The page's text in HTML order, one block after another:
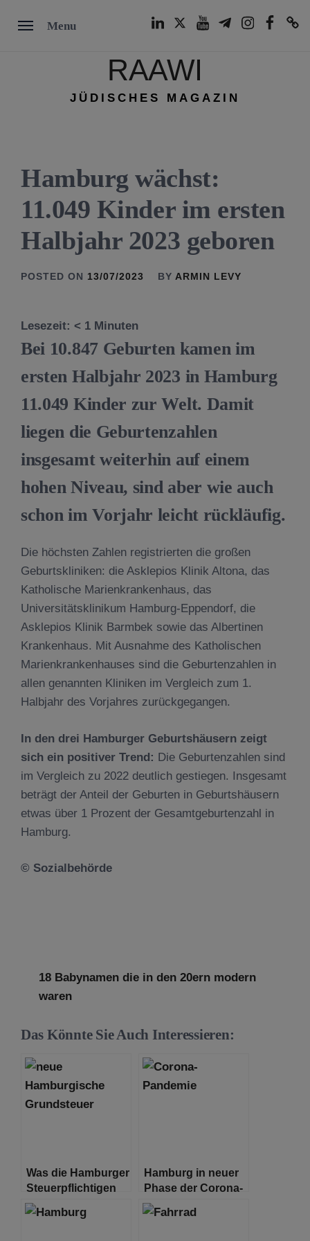
Menu
RAAWI
JÜDISCHES MAGAZIN
Hamburg wächst:
11.049 Kinder im ersten
Halbjahr 2023 geboren
POSTED ON 13/07/2023 BY ARMIN LEVY
Lesezeit: < 1 Minuten
Bei 10.847 Geburten kamen im
ersten Halbjahr 2023 in Hamburg
11.049 Kinder zur Welt. Damit
liegen die Geburtenzahlen
insgesamt weiterhin auf einem
hohen Niveau, sind aber wie auch
schon im Vorjahr leicht rückläufig.
Die höchsten Zahlen registrierten die großen
Geburtskliniken: die Asklepios Klinik Altona, das
Katholische Marienkrankenhaus, das
Universitätsklinikum Hamburg-Eppendorf, die
Asklepios Klinik Barmbek sowie das Albertinen
Krankenhaus. Mit Ausnahme des Katholischen
Marienkrankenhauses sind die Geburtenzahlen in
allen genannten Kliniken im Vergleich zum 1.
Halbjahr des Vorjahres zurückgegangen.
In den drei Hamburger Geburtshäusern zeigt
sich ein positiver Trend: Die Geburtenzahlen sind
im Vergleich zu 2022 deutlich gestiegen. Insgesamt
beträgt der Anteil der Geburten in Geburtshäusern
etwas über 1 Prozent der Gesamtgeburtenzahl in
Hamburg.
© Sozialbehörde
18 Babynamen die in den 20ern modern
waren
Das Könnte Sie Auch Interessieren:
Was die Hamburger
Steuerpflichtigen
jetzt wissen
müssen!
Hamburg in neuer
Phase der Corona-
Pandemie